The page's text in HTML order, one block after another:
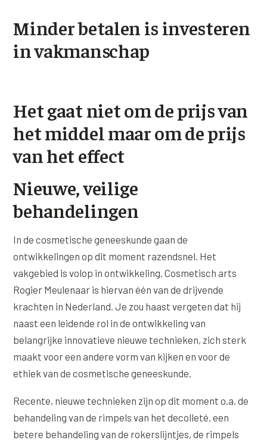
Wangen
CONTOUR & HALS
Decolleté
Hyperpigmentatie
Bekijk alle zones →
Saypha Volume Plus
Sculptra (collageen aanmaak)
Teosyal Redensity
HUID & AANVULLEND
Epionce huidverzorging
Peeling
Plexr Soft Surgery
RRS HA Eyes
Tretinoïne (vitamine A zuur) crème
XL Hair
Volume Verlies Profiel
Atletisch verouderings profiel
Minder betalen is investeren
in vakmanschap
Het gaat niet om de prijs van
het middel maar om de prijs
van het effect
Nieuwe, veilige
behandelingen
In de cosmetische geneeskunde gaan de
ontwikkelingen op dit moment razendsnel. Het
vakgebied is volop in ontwikkeling. Cosmetisch arts
Rogier Meulenaar is hiervan één van de drijvende
krachten in Nederland. Je zou haast vergeten dat hij
naast een leidende rol in de ontwikkeling van
belangrijke innovatieve nieuwe technieken, zich sterk
maakt voor een andere vorm van kijken en voor de
ethiek van de cosmetische geneeskunde.
Recente, nieuwe technieken zijn op dit moment o.a. de
behandeling van de rimpels van het decolleté, een
betere behandeling van de rokerslijntjes, de rimpels